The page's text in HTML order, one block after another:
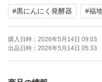
【粒数】: 100g当たり14
（※個体差により個数に
【訳あり理由】: 形状のバ
#黒にんにく発酵器 #福
購入日時： 2026年5月14日 09:03
出品日時： 2026年5月14日 05:33